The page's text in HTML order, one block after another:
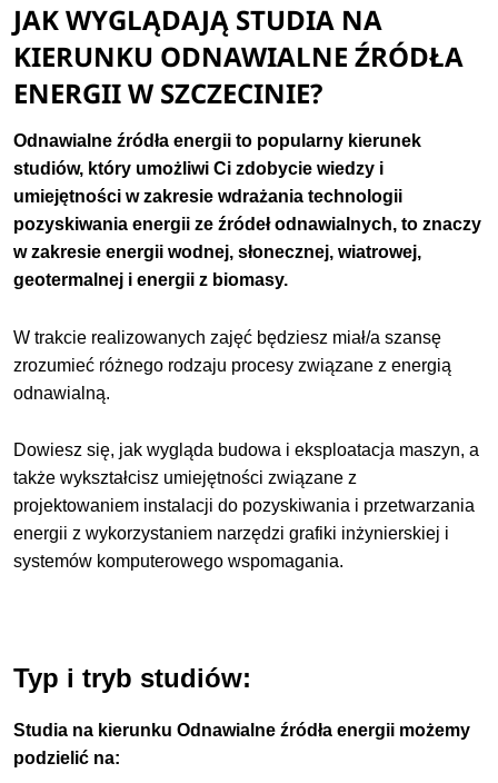
JAK WYGLĄDAJĄ STUDIA NA
KIERUNKU ODNAWIALNE ŹRÓDŁA
ENERGII W SZCZECINIE?
Odnawialne źródła energii to popularny kierunek
studiów, który umożliwi Ci zdobycie wiedzy i
umiejętności w zakresie wdrażania technologii
pozyskiwania energii ze źródeł odnawialnych, to znaczy
w zakresie energii wodnej, słonecznej, wiatrowej,
geotermalnej i energii z biomasy.
W trakcie realizowanych zajęć będziesz miał/a szansę
zrozumieć różnego rodzaju procesy związane z energią
odnawialną.
Dowiesz się, jak wygląda budowa i eksploatacja maszyn, a
także wykształcisz umiejętności związane z
projektowaniem instalacji do pozyskiwania i przetwarzania
energii z wykorzystaniem narzędzi grafiki inżynierskiej i
systemów komputerowego wspomagania.
Typ i tryb studiów:
Studia na kierunku Odnawialne źródła energii możemy
podzielić na: